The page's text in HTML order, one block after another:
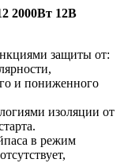
2000Вт 12В
защиты от:
и пониженного
изоляции от
в режим